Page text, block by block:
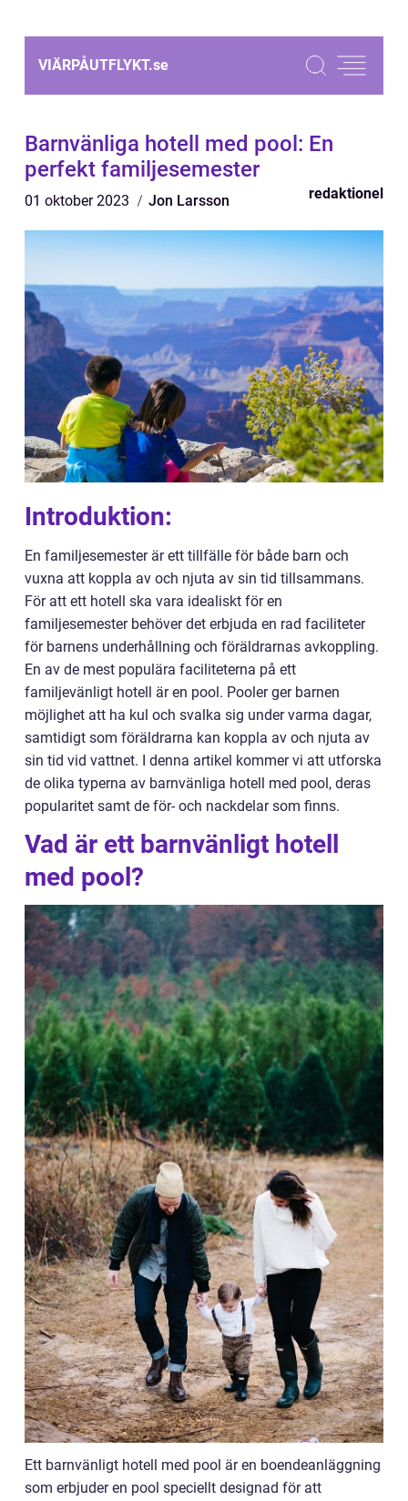
VIÄRPÅUTFLYKT.se
Barnvänliga hotell med pool: En
perfekt familjesemester
01 oktober 2023 Jon Larsson redaktionel
Introduktion:
En familjesemester är ett tillfälle för både barn och
vuxna att koppla av och njuta av sin tid tillsammans.
För att ett hotell ska vara idealiskt för en
familjesemester behöver det erbjuda en rad faciliteter
för barnens underhållning och föräldrarnas avkoppling.
En av de mest populära faciliteterna på ett
familjevänligt hotell är en pool. Pooler ger barnen
möjlighet att ha kul och svalka sig under varma dagar,
samtidigt som föräldrarna kan koppla av och njuta av
sin tid vid vattnet. I denna artikel kommer vi att utforska
de olika typerna av barnvänliga hotell med pool, deras
popularitet samt de för- och nackdelar som finns.
Vad är ett barnvänligt hotell
med pool?
Ett barnvänligt hotell med pool är en boendeanläggning
som erbjuder en pool speciellt designad för att